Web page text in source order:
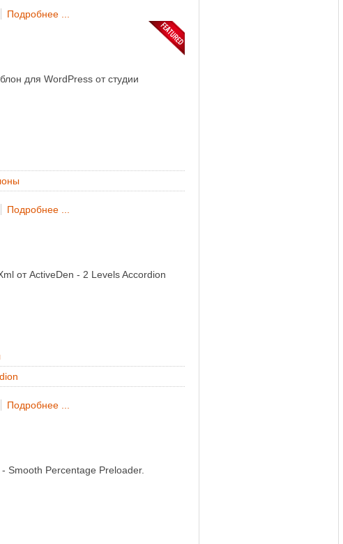
Подробнее ...
для WordPress от студии
Подробнее ...
от ActiveDen - 2 Levels Accordion
Подробнее ...
Smooth Percentage Preloader.